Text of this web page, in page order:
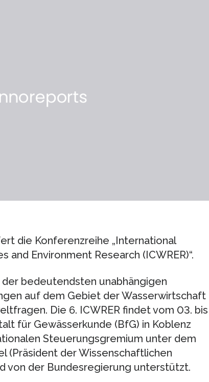
die Konferenzreihe „International
Environment Research (ICWRER)“.
bedeutendsten unabhängigen
auf dem Gebiet der Wasserwirtschaft
Die 6. ICWRER findet vom 03. bis
für Gewässerkunde (BfG) in Koblenz
Steuerungsgremium unter dem
(Präsident der Wissenschaftlichen
von der Bundesregierung unterstützt.